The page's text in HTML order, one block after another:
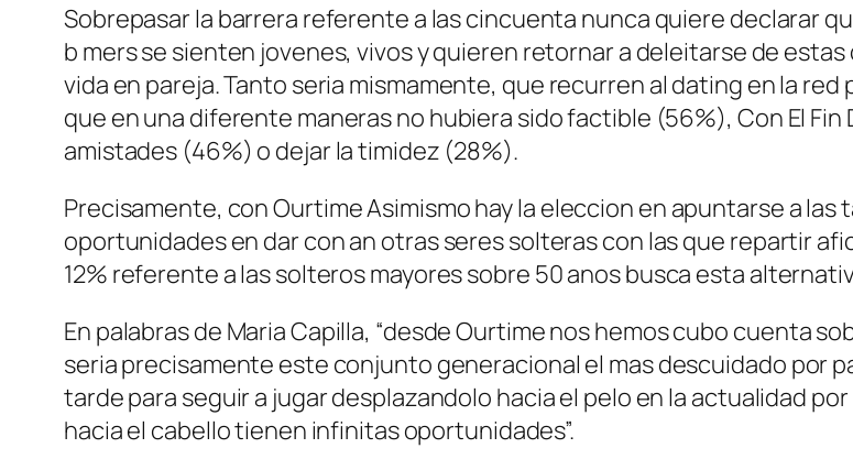
Sobrepasar la barrera referente a las cincuenta nunca quiere declarar
b mers se sienten jovenes, vivos y quieren retornar a deleitarse de
vida en pareja. Tanto seri­a mismamente, que recurren al dating en la
que en una diferente maneras no hubiera sido factible (56%), Con El
amistades (46%) o dejar la timidez (28%).
Precisamente, con Ourtime Asimismo hay la eleccion en apuntarse a
oportunidades en dar con an otras seres solteras con las que repartir
12% referente a las solteros mayores sobre 50 anos busca esta
En palabras de Maria Capilla, “desde Ourtime nos hemos cubo cuenta
seri­a precisamente este conjunto generacional el mas descuidado por
tarde para seguir a jugar desplazandolo hacia el pelo en la actualidad
hacia el cabello tienen infinitas oportunidades”.